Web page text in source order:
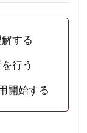
する
行う
開始する